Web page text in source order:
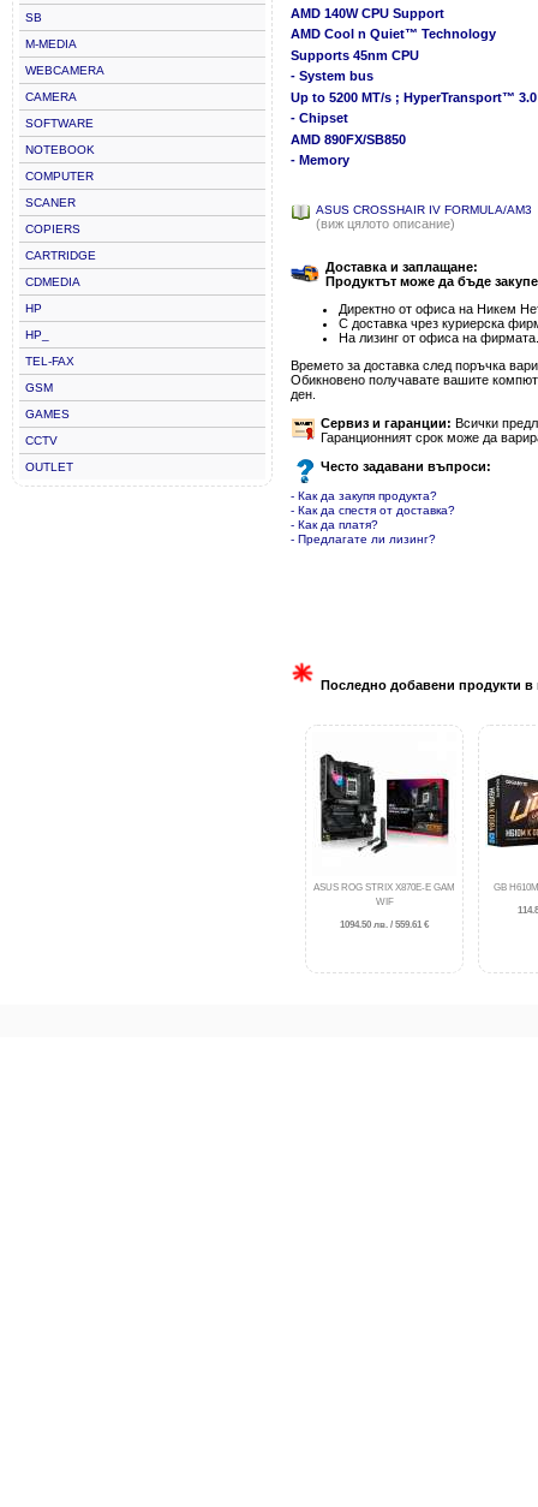
SB
M-MEDIA
WEBCAMERA
CAMERA
SOFTWARE
NOTEBOOK
COMPUTER
SCANER
COPIERS
CARTRIDGE
CDMEDIA
HP
HP_
TEL-FAX
GSM
GAMES
CCTV
OUTLET
AMD 140W CPU Support
AMD Cool n Quiet™ Technology
Supports 45nm CPU
- System bus
Up to 5200 MT/s ; HyperTransport™ 3.0
- Chipset
AMD 890FX/SB850
- Memory
ASUS CROSSHAIR IV FORMULA/AM3
(виж цялото описание)
Доставка и заплащане:
Продуктът може да бъде
Директно от офиса на Никем
С доставка чрез куриерска
На лизинг от офиса на фирмата.
Времето за доставка след поръчка
Обикновено получавате вашите
ден.
Сервиз и гаранции: Всички
Гаранционният срок може да
Често задавани въпроси:
- Как да закупя продукта?
- Как да спестя от доставка?
- Как да платя?
- Предлагате ли лизинг?
Последно добавени продукти в
ASUS ROG STRIX X870E-E GAM
WIF
1094.50 лв. / 559.61 €
GB